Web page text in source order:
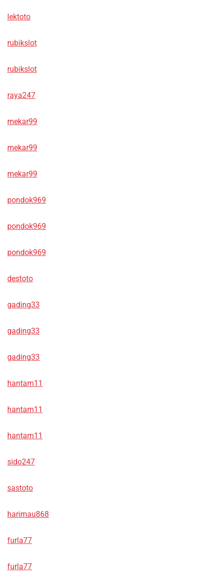
lektoto
rubikslot
rubikslot
raya247
mekar99
mekar99
mekar99
pondok969
pondok969
pondok969
destoto
gading33
gading33
gading33
hantam11
hantam11
hantam11
sido247
sastoto
harimau868
furla77
furla77